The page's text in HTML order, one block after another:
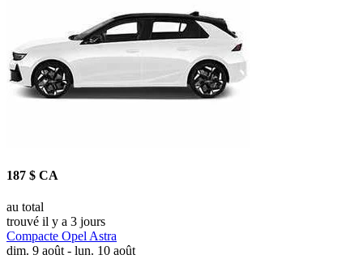
187 $ CA
au total
trouvé il y a 3 jours
Compacte Opel Astra
dim. 9 août - lun. 10 août